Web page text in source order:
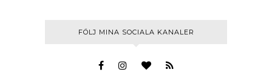
FÖLJ MINA SOCIALA KANALER